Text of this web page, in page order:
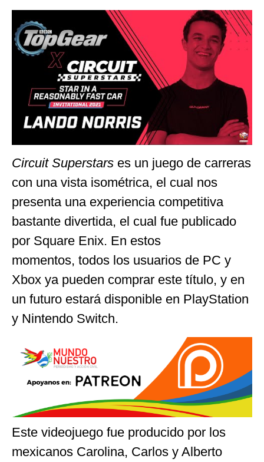
Circuit Superstars es un juego de carreras
con una vista isométrica, el cual nos
presenta una experiencia competitiva
bastante divertida, el cual fue publicado
por Square Enix. En estos
momentos, todos los usuarios de PC y
Xbox ya pueden comprar este título, y en
un futuro estará disponible en PlayStation
y Nintendo Switch.
Este videojuego fue producido por los
mexicanos Carolina, Carlos y Alberto